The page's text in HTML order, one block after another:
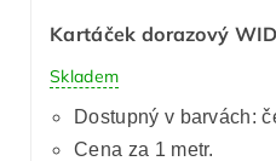
Kartáček dorazový
Skladem
Dostupný v barvách:
Cena za 1 metr.